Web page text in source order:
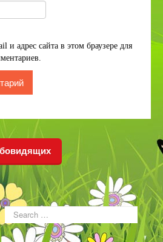
и адрес сайта в этом браузере для